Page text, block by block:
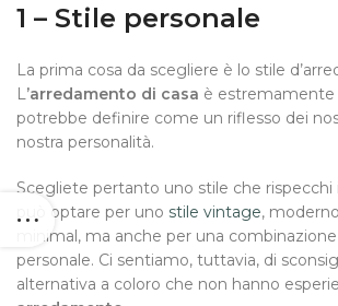
1 – Stile personale
La prima cosa da scegliere è lo stile
L ’arredamento di casa è estremamente
potrebbe definire come un riflesso dei
nostra personalità.
Scegliete pertanto uno stile che rispecchi
può optare per uno stile vintage,
minimal, ma anche per una
personale. Ci sentiamo, tuttavia, di
alternativa a coloro che non hanno